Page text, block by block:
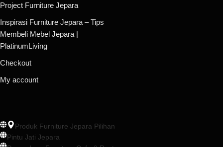
Project Furniture Jepara
Inspirasi Furniture Jepara – Tips
Membeli Mebel Jepara |
PlatinumLiving
Checkout
My account
Produk Furniture Jepara Pilihan
Pintu Jati Jepara